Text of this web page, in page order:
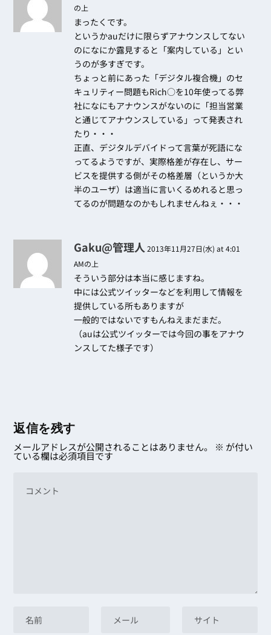
の上
まったくです。
というかauだけに限らずアナウンスしてない
のになにか露見すると「案内している」とい
うのが多すぎです。
ちょっと前にあった「デジタル複合機」のセ
キュリティー問題もRich○を10年使ってる弊
社になにもアナウンスがないのに「担当営業
と通じてアナウンスしている」って発表され
たり・・・
正直、デジタルデバイドって言葉が死語にな
ってるようですが、実際格差が存在し、サー
ビスを提供する側がその格差層（というか大
半のユーザ）は適当に言いくるめれると思っ
てるのが問題なのかもしれませんねぇ・・・
Gaku@管理人 2013年11月27日(水) at 4:01
AMの上
そういう部分は本当に感じますね。
中には公式ツイッターなどを利用して情報を
提供している所もありますが
一般的ではないですもんねえまだまだ。
（auは公式ツイッターでは今回の事をアナウ
ンスしてた様子です）
返信を残す
メールアドレスが公開されることはありません。 ※ が付い
ている欄は必須項目です